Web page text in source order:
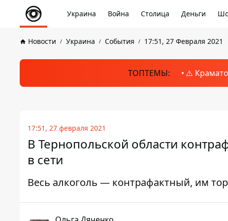
Украина Война Столица Деньги
Новости Украина События 17:51, 27 Февраля 2021
ТОПТЕМЫ: ⚠️
17:51, 27 февраля 2021
В Тернопольской области
в сети
Весь алкоголь — контрафактный, им